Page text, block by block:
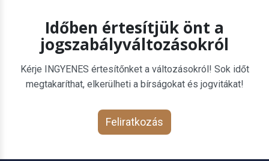
Időben értesítjük önt a
jogszabályváltozásokról
Kérje INGYENES értesítőnket a változásokról! Sok időt
megtakaríthat, elkerülheti a bírságokat és jogvitákat!
Feliratkozás